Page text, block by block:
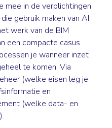
mee in de verplichtingen
gebruik maken van AI
werk van de BIM
een compacte casus
je wanneer inzet
te komen. Via
(welke eisen leg je
en
(welke data- en